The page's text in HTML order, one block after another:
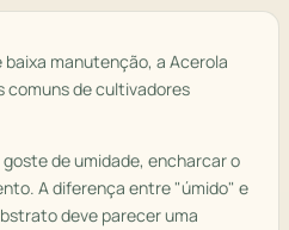
manutenção, a Acerola
comuns de cultivadores
goste de umidade, encharcar o
A diferença entre "úmido" e
deve parecer uma